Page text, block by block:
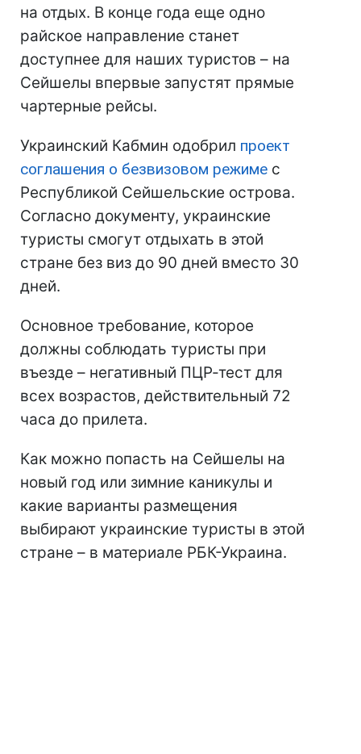
на отдых. В конце года еще одно
райское направление станет
доступнее для наших туристов – на
Сейшелы впервые запустят прямые
чартерные рейсы.
Украинский Кабмин одобрил проект
соглашения о безвизовом режиме с
Республикой Сейшельские острова.
Согласно документу, украинские
туристы смогут отдыхать в этой
стране без виз до 90 дней вместо 30
дней.
Основное требование, которое
должны соблюдать туристы при
въезде – негативный ПЦР-тест для
всех возрастов, действительный 72
часа до прилета.
Как можно попасть на Сейшелы на
новый год или зимние каникулы и
какие варианты размещения
выбирают украинские туристы в этой
стране – в материале РБК-Украина.